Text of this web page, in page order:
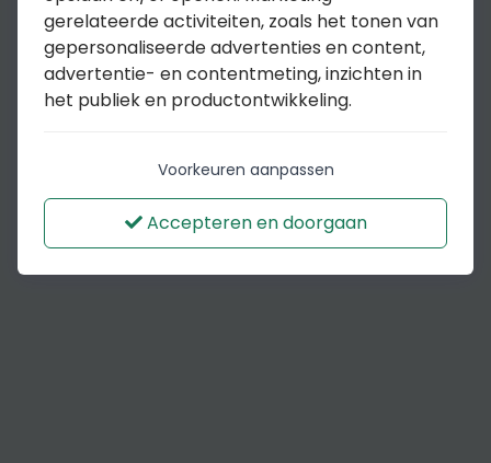
gerelateerde activiteiten, zoals het tonen van
gepersonaliseerde advertenties en content,
advertentie- en contentmeting, inzichten in
het publiek en productontwikkeling.
Voorkeuren aanpassen
Accepteren en doorgaan